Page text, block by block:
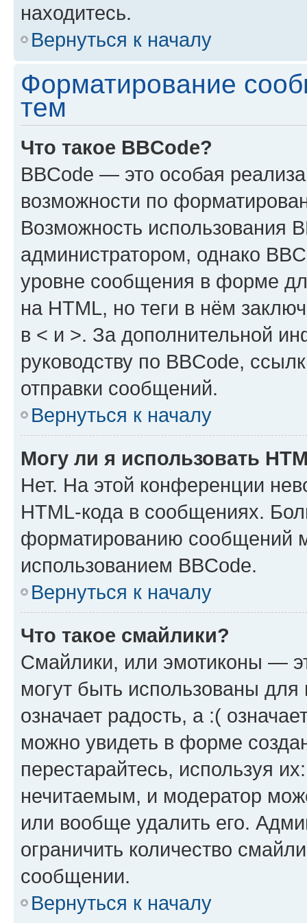
находитесь.
Вернуться к началу
Форматирование
тем
Что такое BBCode?
BBCode — это особая
возможности по
Возможность использования
администратором, однако
уровне сообщения в форме
на HTML, но теги в нём
в < и >. За дополнительной
руководству по BBCode,
отправки сообщений.
Вернуться к началу
Могу ли я использовать
Нет. На этой конференции
HTML-кода в сообщениях.
форматированию сообщений
использованием BBCode.
Вернуться к началу
Что такое смайлики?
Смайлики, или эмотиконы —
могут быть использованы
означает радость, а :(
можно увидеть в форме
перестарайтесь, используя
нечитаемым, и модератор
или вообще удалить его.
ограничить количество
сообщении.
Вернуться к началу